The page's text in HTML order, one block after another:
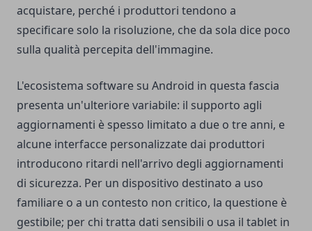
acquistare, perché i produttori tendono a
specificare solo la risoluzione, che da sola dice poco
sulla qualità percepita dell'immagine.
L'ecosistema software su Android in questa fascia
presenta un'ulteriore variabile: il supporto agli
aggiornamenti è spesso limitato a due o tre anni, e
alcune interfacce personalizzate dai produttori
introducono ritardi nell'arrivo degli aggiornamenti
di sicurezza. Per un dispositivo destinato a uso
familiare o a un contesto non critico, la questione è
gestibile; per chi tratta dati sensibili o usa il tablet in